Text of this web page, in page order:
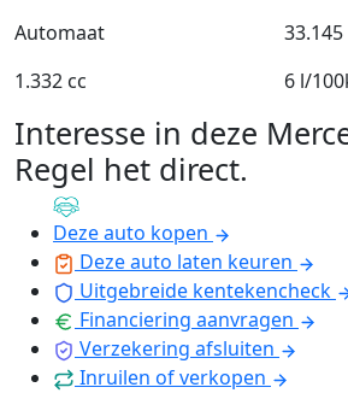
Automaat
1.332 cc
6 l/
Interesse in deze
Regel het direct.
Deze auto kopen
Deze auto laten keuren
Uitgebreide kentekencheck
Financiering aanvragen
Verzekering afsluiten
Inruilen of verkopen